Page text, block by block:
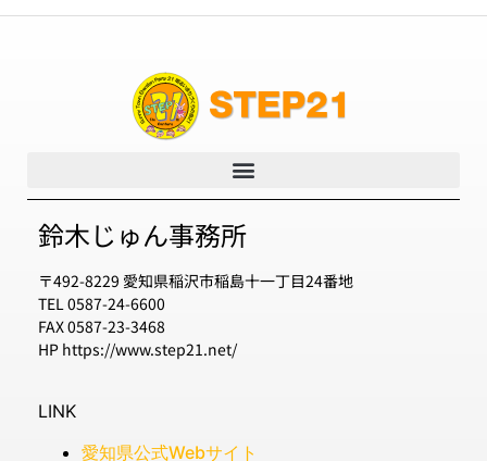
鈴木じゅん事務所
〒492-8229 愛知県稲沢市稲島十一丁目24番地
TEL 0587-24-6600
FAX 0587-23-3468
HP https://www.step21.net/
LINK
愛知県公式Webサイト